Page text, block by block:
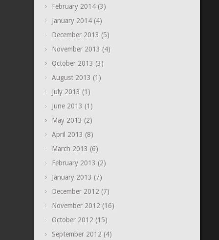
February 2014(3)
January 2014(4)
December 2013 (5)
November 2013 (4)
October 2013 (3)
August 2013 (1)
July 2013 (1)
June 2013 (1)
May 2013 (2)
April 2013 (8)
March 2013 (6)
February 2013 (2)
January 2013 (7)
December 2012(7)
November 2012(16)
October 2012(15)
September 2012(4)